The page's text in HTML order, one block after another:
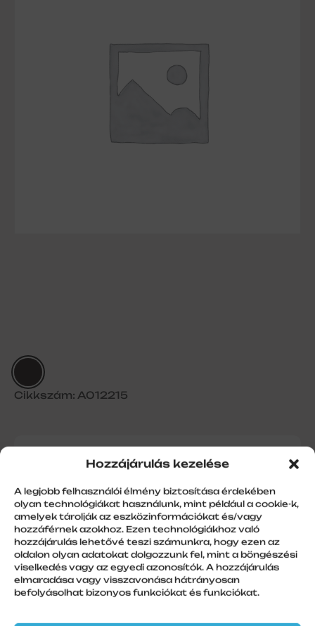
Hozzájárulás kezelése
A legjobb felhasználói élmény biztosítása érdekében
olyan technológiákat használunk, mint például a cookie-k,
amelyek tárolják az eszközinformációkat és/vagy
hozzáférnek azokhoz. Ezen technológiákhoz való
hozzájárulás lehetővé teszi számunkra, hogy ezen az
oldalon olyan adatokat dolgozzunk fel, mint a böngészési
viselkedés vagy az egyedi azonosítók. A hozzájárulás
elmaradása vagy visszavonása hátrányosan
befolyásolhat bizonyos funkciókat és funkciókat.
Cikkszám: A012215
Alumínium kapuléc PA55 perf.
További információk
Szín
Barna